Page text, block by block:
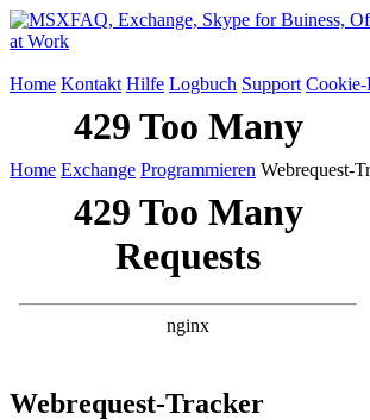
Home Kontakt Hilfe Logbuch Support
Home Exchange Programmieren Webrequest-
Webrequest-Tracker